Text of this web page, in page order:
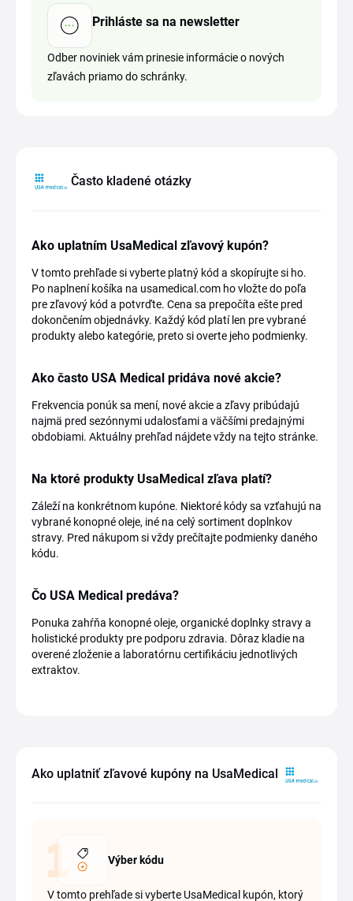
Prihláste sa na newsletter
Odber noviniek vám prinesie informácie o nových
zľavách priamo do schránky.
Často kladené otázky
Ako uplatním UsaMedical zľavový kupón?
V tomto prehľade si vyberte platný kód a skopírujte si ho.
Po naplnení košíka na usamedical.com ho vložte do poľa
pre zľavový kód a potvrďte. Cena sa prepočíta ešte pred
dokončením objednávky. Každý kód platí len pre vybrané
produkty alebo kategórie, preto si overte jeho podmienky.
Ako často USA Medical pridáva nové akcie?
Frekvencia ponúk sa mení, nové akcie a zľavy pribúdajú
najmä pred sezónnymi udalosťami a väčšími predajnými
obdobiami. Aktuálny prehľad nájdete vždy na tejto stránke.
Na ktoré produkty UsaMedical zľava platí?
Záleží na konkrétnom kupóne. Niektoré kódy sa vzťahujú na
vybrané konopné oleje, iné na celý sortiment doplnkov
stravy. Pred nákupom si vždy prečítajte podmienky daného
kódu.
Čo USA Medical predáva?
Ponuka zahŕňa konopné oleje, organické doplnky stravy a
holistické produkty pre podporu zdravia. Dôraz kladie na
overené zloženie a laboratórnu certifikáciu jednotlivých
extraktov.
Ako uplatniť zľavové kupóny na UsaMedical
Výber kódu
V tomto prehľade si vyberte UsaMedical kupón, ktorý